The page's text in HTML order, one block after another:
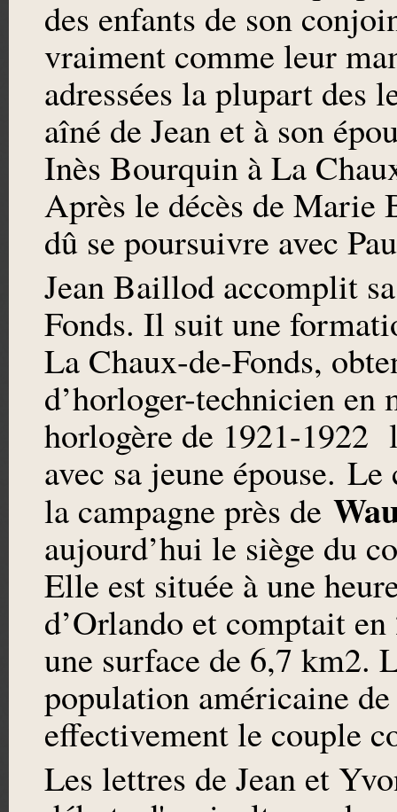
des enfants de son
vraiment comme leur
adressées la plupart des
aîné de Jean et à son
Inès Bourquin à La
Après le décès de Marie
dû se poursuivre avec
Jean Baillod accomplit
Fonds. Il suit une
La Chaux-de-Fonds,
d’horloger-technicien
horlogère de 1921-1922
avec sa jeune épouse.
la campagne près de
aujourd’hui le siège du
Elle est située à une
d’Orlando et comptait
une surface de 6,7 km2.
population américaine
effectivement le couple
Les lettres de Jean et